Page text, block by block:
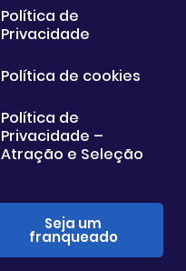
Política de
Privacidade
Política de cookies
Política de
Privacidade –
Atração e Seleção
Seja um
franqueado